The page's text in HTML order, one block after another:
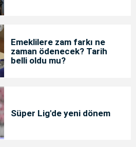
Emeklilere zam farkı ne
zaman ödenecek? Tarih
belli oldu mu?
Süper Lig'de yeni dönem